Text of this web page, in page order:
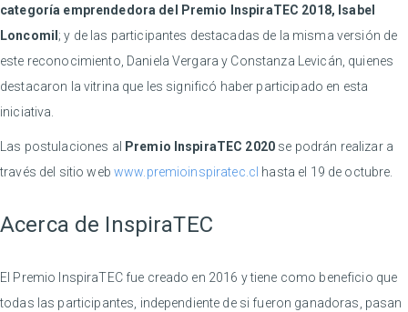
categoría emprendedora del Premio InspiraTEC 2018, Isabel
Loncomil ; y de las participantes destacadas de la misma versión de
este reconocimiento, Daniela Vergara y Constanza Levicán, quienes
destacaron la vitrina que les significó haber participado en esta
iniciativa.
Las postulaciones al Premio InspiraTEC 2020 se podrán realizar a
través del sitio web www.premioinspiratec.cl hasta el 19 de octubre.
Acerca de InspiraTEC
El Premio InspiraTEC fue creado en 2016 y tiene como beneficio que
todas las participantes, independiente de si fueron ganadoras, pasan